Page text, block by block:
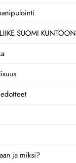
SUOMI KUNTOON
ja miksi?